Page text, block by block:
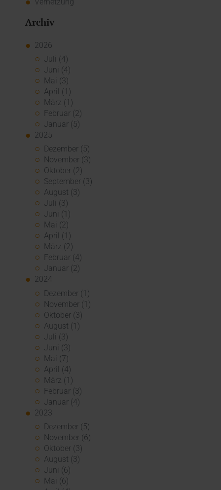
Archiv
2026
Juli (4)
Juni (4)
Mai (3)
April (1)
März (1)
Februar (2)
Januar (5)
2025
Dezember (5)
November (3)
Oktober (2)
September (3)
August (3)
Juli (3)
Juni (1)
Mai (2)
April (1)
März (2)
Februar (4)
Januar (2)
2024
Dezember (1)
November (1)
Oktober (3)
August (1)
Juli (3)
Juni (3)
Mai (7)
April (4)
März (1)
Februar (3)
Januar (4)
2023
Dezember (5)
November (6)
Oktober (3)
August (3)
Juni (6)
Mai (6)